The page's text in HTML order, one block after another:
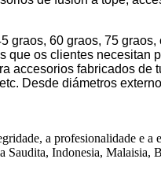
60 graos, 75
os clientes necesitan
accesorios fabricados
Desde diámetros
a profesionalidade e a
Saudita, Indonesia,